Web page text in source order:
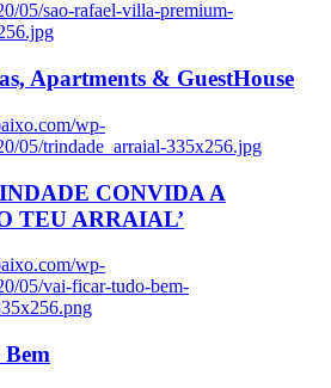
05/sao-rafael-villa-premium-
Apartments & GuestHouse
wp-
05/trindade_arraial-335x256.jpg
CONVIDA A
TEU ARRAIAL’
wp-
05/vai-ficar-tudo-bem-